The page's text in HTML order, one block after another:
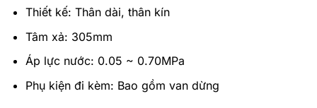
Thiết kế: Thân dài, thân kín
Tâm xả: 305mm
Áp lực nước: 0.05 ~ 0.70MPa
Phụ kiện đi kèm: Bao gồm van dừng